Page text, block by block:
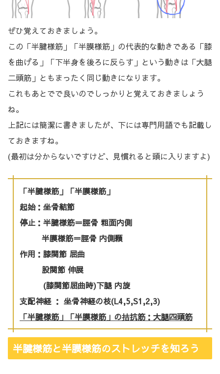
ぜひ覚えておきましょう。
この「半腱様筋」「半膜様筋」の代表的な動きである「膝
を曲げる」「下半身を後ろに反らす」という動きは「大腿
二頭筋」ともまったく同じ動きになります。
これもあとでで良いのでしっかりと覚えておきましょう
ね。
上記には簡潔に書きましたが、下には専門用語でも記載し
ておきますね。
(最初は分からないですけど、見慣れると頭に入りますよ)
「半腱様筋」「半膜様筋」
起始：坐骨結節
停止：半腱様筋＝脛骨 粗面内側
半膜様筋＝脛骨 内側顆
作用：膝関節 屈曲
股関節 伸展
(膝関節屈曲時)下腿 内旋
支配神経 ： 坐骨神経の枝(L4,5,S1,2,3)
「半腱様筋」「半膜様筋」の拮抗筋：大腿四頭筋
半腱様筋と半膜様筋のストレッチを知ろう